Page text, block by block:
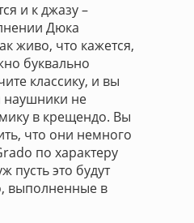
и к джазу –
Дюка
живо, что кажется,
буквально
классику, и вы
наушники не
в крещендо. Вы
что они немного
по характеру
пусть это будут
выполненные в